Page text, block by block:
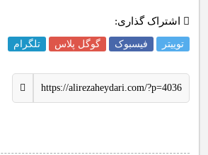
اشتراک گذاری:
توییتر فیسبوک گوگل پلاس تلگرام
https://alirezaheydari.com/?p=4036